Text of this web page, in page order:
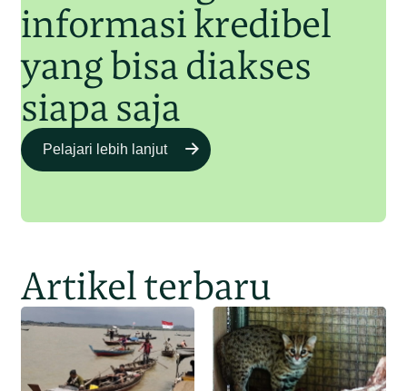
informasi kredibel
yang bisa diakses
siapa saja
Pelajari lebih lanjut
Artikel terbaru